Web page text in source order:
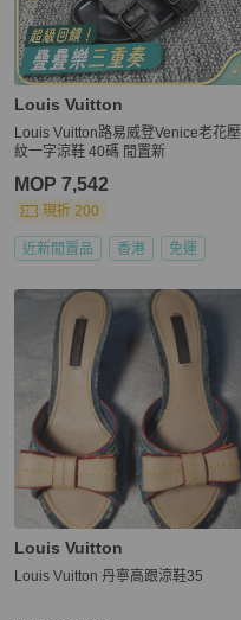
Louis Vuitton
Louis Vuitton路易威登Venice老花壓
紋一字涼鞋 40碼 閒置新
MOP 7,542
現折 200
近新閒置品 香港 免運
Louis Vuitton
Louis Vuitton 丹寧高跟涼鞋35